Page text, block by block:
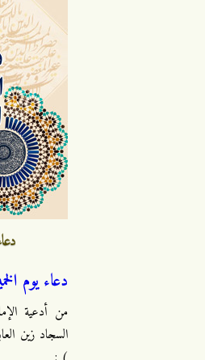
دعاء يوم
من أدعية
السجاد زين